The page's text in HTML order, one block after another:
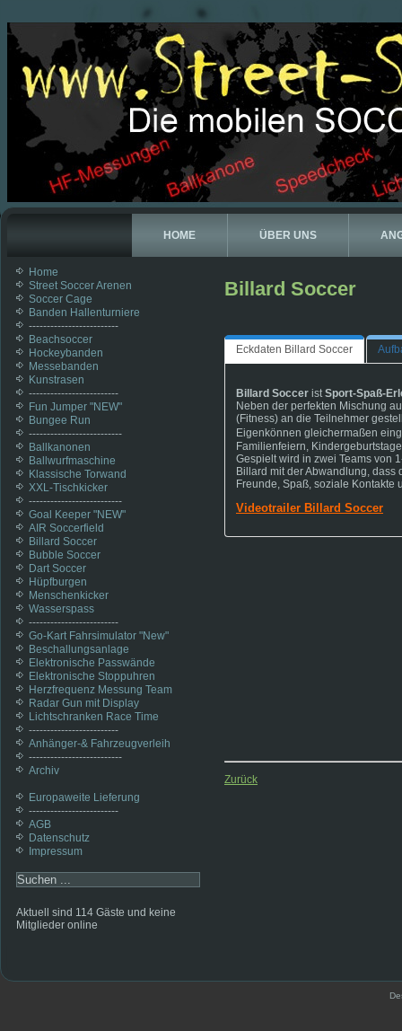
HOME ÜBER UNS
Home
Street Soccer Arenen
Soccer Cage
Banden Hallenturniere
-------------------------
Beachsoccer
Hockeybanden
Messebanden
Kunstrasen
-------------------------
Fun Jumper "NEW"
Bungee Run
--------------------------
Ballkanonen
Ballwurfmaschine
Klassische Torwand
XXL-Tischkicker
--------------------------
Goal Keeper "NEW"
AIR Soccerfield
Billard Soccer
Bubble Soccer
Dart Soccer
Hüpfburgen
Menschenkicker
Wasserspass
-------------------------
Go-Kart Fahrsimulator "New"
Beschallungsanlage
Elektronische Passwände
Elektronische Stoppuhren
Herzfrequenz Messung Team
Radar Gun mit Display
Lichtschranken Race Time
-------------------------
Anhänger-& Fahrzeugverleih
--------------------------
Archiv
Europaweite Lieferung
-------------------------
AGB
Datenschutz
Impressum
Aktuell sind 114 Gäste und keine
Mitglieder online
Billard Soccer
Eckdaten Billard Soccer
Billard Soccer istSport-Spaß-
Neben der perfekten Mischung
(Fitness) an die Teilnehmer
Eigenkönnen gleichermaßen
Familienfeiern,
Gespielt wird in zwei Teams von
Billard mit der Abwandlung,
Freunde, Spaß, soziale
Videotrailer Billard Soccer
Zurück